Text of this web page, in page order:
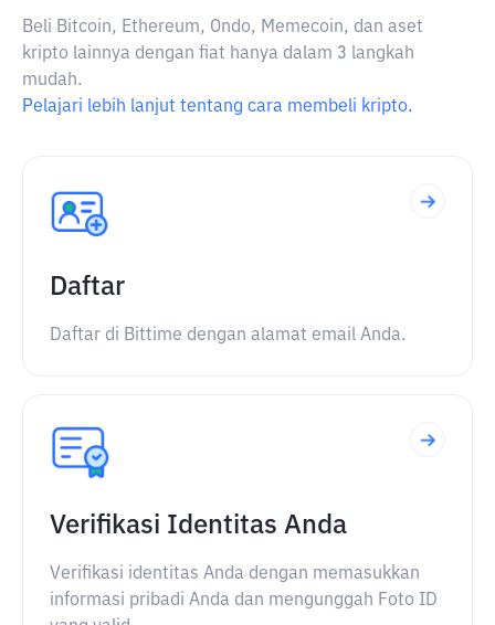
Beli Bitcoin, Ethereum, Ondo, Memecoin, dan aset
kripto lainnya dengan fiat hanya dalam 3 langkah
mudah.
Pelajari lebih lanjut tentang cara membeli kripto.
Daftar
Daftar di Bittime dengan alamat email Anda.
Verifikasi Identitas Anda
Verifikasi identitas Anda dengan memasukkan
informasi pribadi Anda dan mengunggah Foto ID